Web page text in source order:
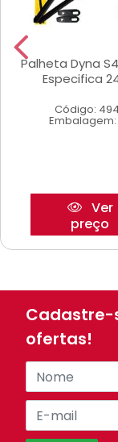
Palheta Dyna
Especifica
Código:
Embalagem:
Ver
preço
Cadastre-
ofertas!